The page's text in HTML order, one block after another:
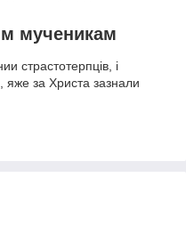
мученикам
страстотерпців, і
за Христа зазнали